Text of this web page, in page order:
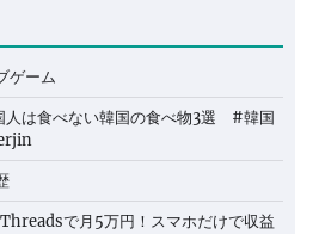
ゲーム
人は食べない韓国の食べ物3選 #韓国
で月5万円！スマホだけで収益